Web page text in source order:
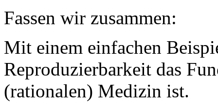
Fassen wir zusammen:
Mit einem einfachen
Reproduzierbarkeit das
(rationalen) Medizin ist.